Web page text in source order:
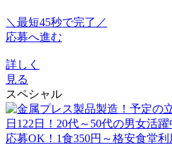
＼最短45秒で完了／
応募へ進む
詳しく
見る
スペシャル